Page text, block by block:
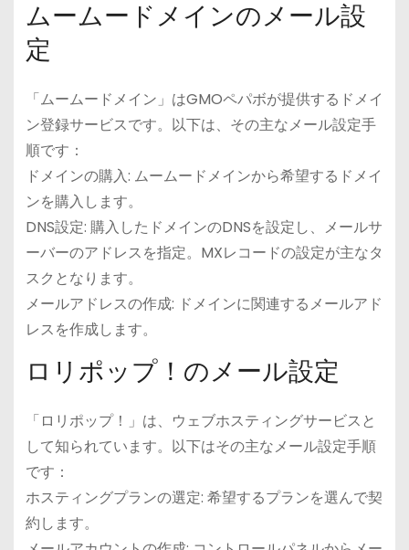
ムームードメインのメール設
定
「ムームードメイン」はGMOペパボが提供するドメイ
ン登録サービスです。以下は、その主なメール設定手
順です：
ドメインの購入: ムームードメインから希望するドメイ
ンを購入します。
DNS設定: 購入したドメインのDNSを設定し、メールサ
ーバーのアドレスを指定。MXレコードの設定が主なタ
スクとなります。
メールアドレスの作成: ドメインに関連するメールアド
レスを作成します。
ロリポップ！のメール設定
「ロリポップ！」は、ウェブホスティングサービスと
して知られています。以下はその主なメール設定手順
です：
ホスティングプランの選定: 希望するプランを選んで契
約します。